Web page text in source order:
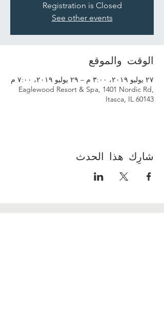
Registration is Closed
See other events
الوقت والموقع
٢٧ يوليو ٢٠١٩، ٣:٠٠ م – ٢٩ يوليو ٢٠١٩، ٧:٠٠ م
Eaglewood Resort & Spa, 1401 Nordic Rd,
Itasca, IL 60143
شارِك هذا الحدث